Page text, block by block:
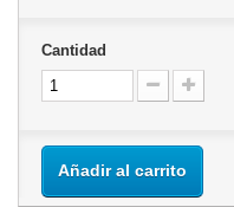
Cantidad
Añadir al carrito